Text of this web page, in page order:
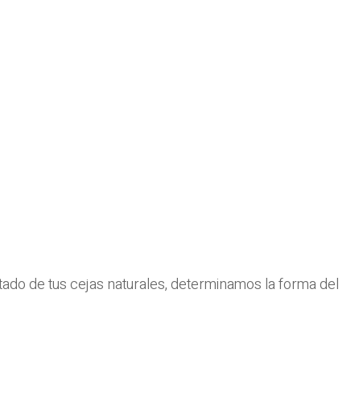
de tus cejas naturales, determinamos la forma del